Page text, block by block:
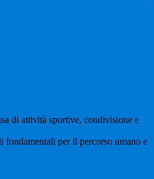
di attività sportive, condivisione e
fondamentali per il percorso umano e